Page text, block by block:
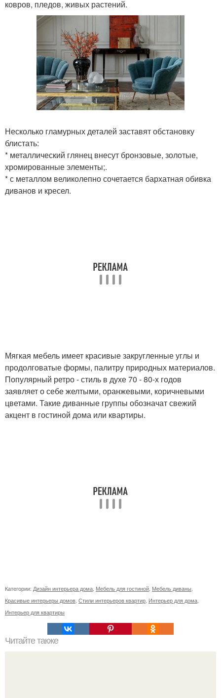
ковров, пледов, живых растений.
Несколько гламурных деталей заставят обстановку
блистать:
* металлический глянец внесут бронзовые, золотые,
хромированные элементы;.
* с металлом великолепно сочетается бархатная обивка
диванов и кресел.
Мягкая мебель имеет красивые закругленные углы и
продолговатые формы, палитру природных материалов.
Популярный ретро - стиль в духе 70 - 80-х годов
заявляет о себе желтыми, оранжевыми, коричневыми
цветами. Такие диванные группы обозначат свежий
акцент в гостиной дома или квартиры.
Категории: Дизайн интерьера дома Мебель для гостиной Мебель диваны
Красивые интерьеры домов Стили интерьеров квартир Интерьер для дома
Интерьер для квартиры
Читайте также